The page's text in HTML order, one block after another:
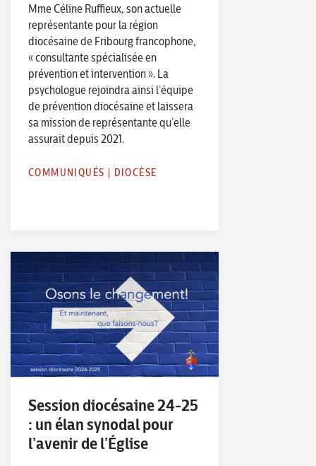
Mme Céline Ruffieux, son actuelle
représentante pour la région
diocésaine de Fribourg francophone,
« consultante spécialisée en
prévention et intervention ». La
psychologue rejoindra ainsi l’équipe
de prévention diocésaine et laissera
sa mission de représentante qu’elle
assurait depuis 2021.
COMMUNIQUÉS | DIOCÈSE
Session diocésaine 24-25
: un élan synodal pour
l’avenir de l’Église